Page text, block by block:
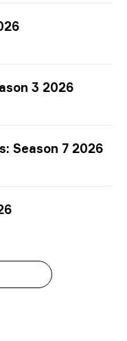
3 2026
Season 7 2026